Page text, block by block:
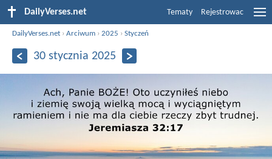
DailyVerses.net Tematy Rejestrowac
DailyVerses.net ›Arciwum ›2025 ›Styczeń
30 stycznia 2025